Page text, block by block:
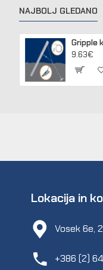
NAJBOLJ GLEDANO
9.63€
Lokacija in
Vosek 6e,
+386 (2)